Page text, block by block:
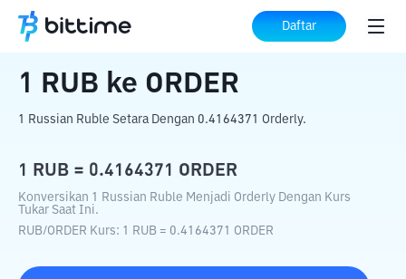
Daftar
Beranda Konverter Kripto ke ORDER
1 RUB ke ORDER
1 Russian Ruble Setara Dengan 0.4164371 Orderly.
1 RUB = 0.4164371 ORDER
Konversikan 1 Russian Ruble Menjadi Orderly Dengan Kurs
Tukar Saat Ini.
RUB/ORDER Kurs: 1 RUB = 0.4164371 ORDER